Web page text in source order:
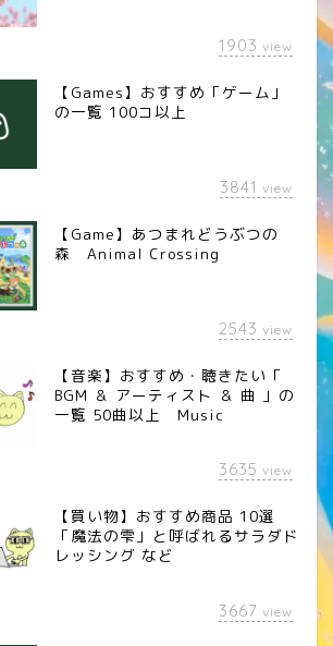
1903 view
【Games】おすすめ「ゲーム」
の一覧 100コ以上
3841 view
【Game】あつまれどうぶつの
森 Animal Crossing
2543 view
【音楽】おすすめ・聴きたい「
BGM ＆ アーティスト ＆ 曲 」の
一覧 50曲以上 Music
3635 view
【買い物】おすすめ商品 10選
「魔法の雫」と呼ばれるサラダド
レッシング など
3667 view